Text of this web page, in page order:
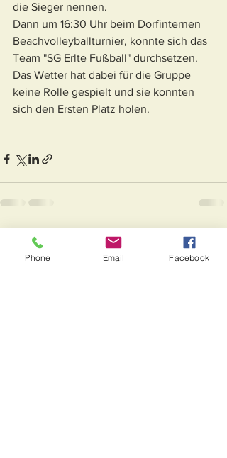
die Sieger nennen.
Dann um 16:30 Uhr beim Dorfinternen
Beachvolleyballturnier, konnte sich das
Team "SG Erlte Fußball" durchsetzen.
Das Wetter hat dabei für die Gruppe
keine Rolle gespielt und sie konnten
sich den Ersten Platz holen.
Aktuelle Beiträge Alle ansehen
Phone Email Facebook